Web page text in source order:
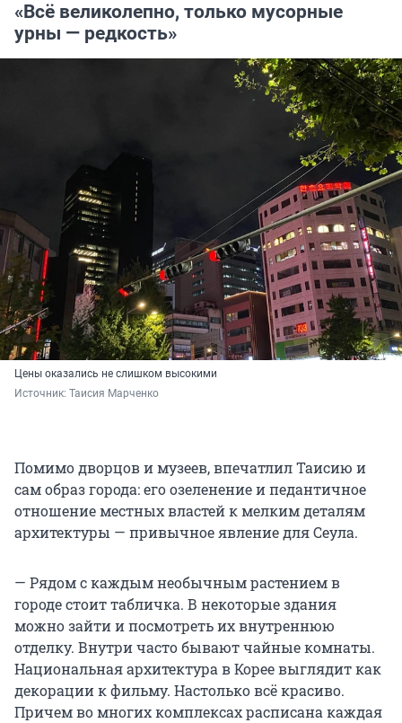
«Всё великолепно, только мусорные
урны — редкость»
Цены оказались не слишком высокими
Источник: Таисия Марченко
Помимо дворцов и музеев, впечатлил Таисию и
сам образ города: его озеленение и педантичное
отношение местных властей к мелким деталям
архитектуры — привычное явление для Сеула.
— Рядом с каждым необычным растением в
городе стоит табличка. В некоторые здания
можно зайти и посмотреть их внутреннюю
отделку. Внутри часто бывают чайные комнаты.
Национальная архитектура в Корее выглядит как
декорации к фильму. Настолько всё красиво.
Причем во многих комплексах расписана каждая